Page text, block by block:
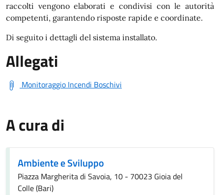
raccolti vengono elaborati e condivisi con le autorità
competenti, garantendo risposte rapide e coordinate.
Di seguito i dettagli del sistema installato.
Allegati
Monitoraggio Incendi Boschivi
A cura di
Ambiente e Sviluppo
Piazza Margherita di Savoia, 10 - 70023 Gioia del
Colle (Bari)